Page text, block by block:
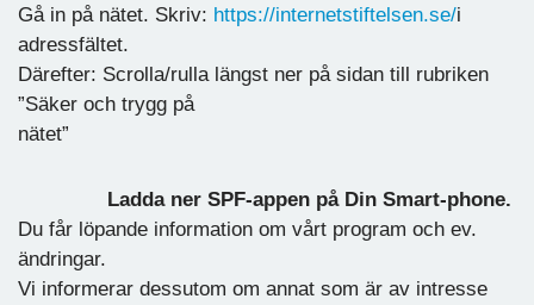
Gå in på nätet. Skriv: https://internetstiftelsen.se/i
adressfältet.
Därefter: Scrolla/rulla längst ner på sidan till rubriken
”Säker och trygg på
nätet”
Ladda ner SPF-appen på Din Smart-phone.
Du får löpande information om vårt program och ev.
ändringar.
Vi informerar dessutom om annat som är av intresse